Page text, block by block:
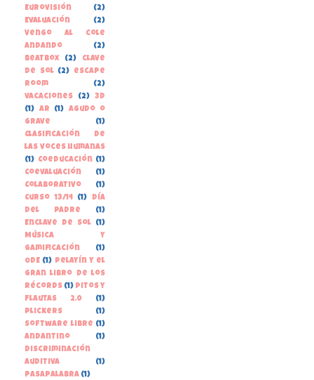
Eurovisión
(2)
Evaluación
(2)
Vengo al cole
andando
(2)
beatbox
(2)
clave
de sol (2)
escape
room
(2)
vacaciones
(2)
3D
(1)
AR (1)
Agudo o
grave
(1)
Clasificación de
las voces humanas
(1) Coeducación (1)
Coevaluación
(1)
Colaborativo
(1)
Curso 13/14
(1)
Día
del Padre
(1)
Enclave de Sol
(1)
Música y
gamificación
(1)
ODE (1)
Pelayín y el
gran libro de los
récords (1) Pitos y
Flautas 2.0
(1)
Plickers
(1)
Software libre (1)
andantino
(1)
discriminación
auditiva
(1)
pasapalabra (1)